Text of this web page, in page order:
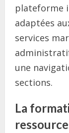
plateforme
adaptées
services
une
sections.
La